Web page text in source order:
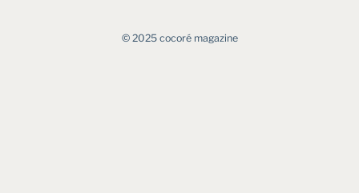
©︎ 2025 cocoré magazine